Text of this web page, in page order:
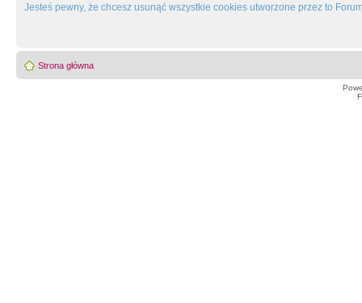
Jesteś pewny, że chcesz usunąć wszystkie cookies utworzone przez to
Strona główna